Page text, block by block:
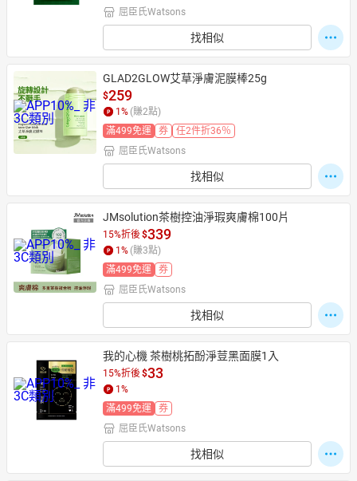
屈臣氏Watsons
找相似
GLAD2GLOW艾草淨膚泥膜棒25g
$259
1 % (賺2點)
滿499免運
券
任2件折36％
屈臣氏Watsons
找相似
JMsolution茶樹控油淨瑕爽膚棉100片
15%折後$339
1 % (賺3點)
滿499免運
券
屈臣氏Watsons
找相似
我的心機 茶樹桃拓酚淨荳黑面膜1入
15%折後$33
1 %
滿499免運
券
屈臣氏Watsons
找相似